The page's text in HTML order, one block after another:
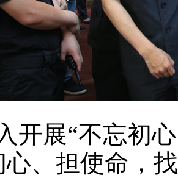
开展“不忘初
心、担使命，